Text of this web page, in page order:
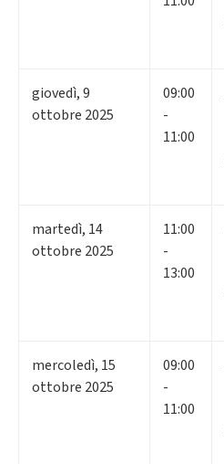
giovedì,9
ottobre 2025
09:00
-
11:00
martedì, 14
ottobre 2025
11:00
-
13:00
mercoledì, 15
ottobre 2025
09:00
-
11:00